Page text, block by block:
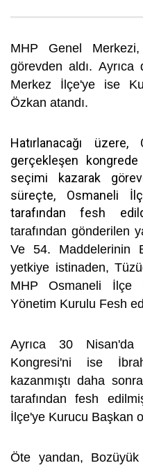
MHP Genel Merkezi,
görevden aldı.
Merkez İlçe'ye ise
Özkan atandı.
Hatırlanacağı
gerçekleşen
seçimi kazarak
süreçte, Osmaneli
tarafından fesh
tarafından gönderilen
Ve 54. Maddelerinin
yetkiye istinaden,
MHP Osmaneli İlçe
Yönetim Kurulu Fesh
Ayrıca 30 Nisan'da
Kongresi'ni ise
kazanmıştı daha
tarafından fesh
İlçe'ye Kurucu Başkan
Öte yandan,